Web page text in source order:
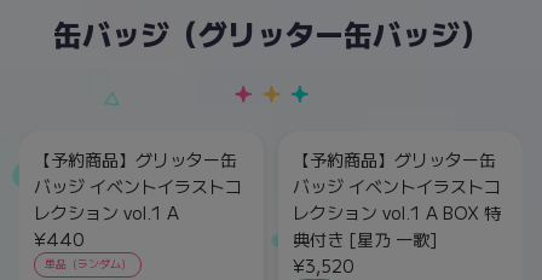
缶バッジ（グリッター缶バッジ）
【予約商品】グリッター缶
バッジ イベントイラストコ
レクション vol.1 A
¥440
単品（ランダム）
【予約商品】グリッター缶
バッジ イベントイラストコ
レクション vol.1 A BOX 特
典付き [星乃 一歌]
¥3,520